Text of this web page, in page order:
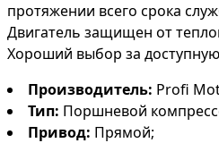
протяжении всего срока
Двигатель защищен от
Хороший выбор за
Производитель: Profi
Тип: Поршневой
Привод: Прямой;